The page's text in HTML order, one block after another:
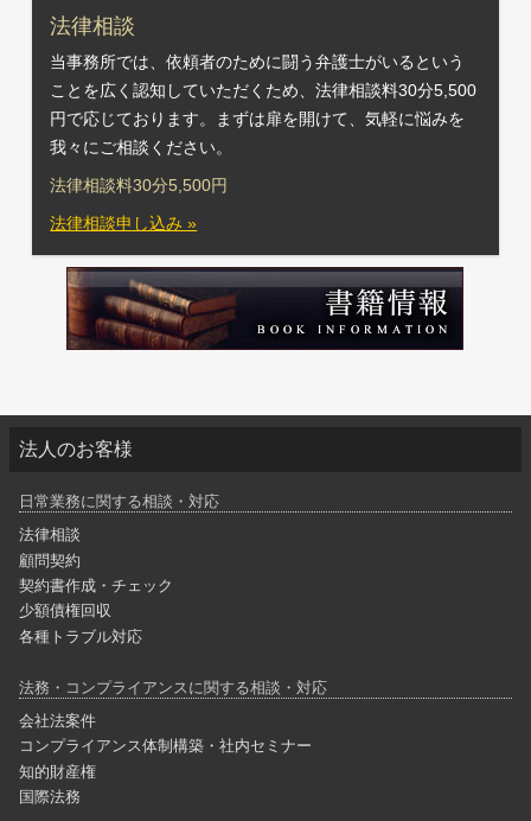
法律相談
当事務所では、依頼者のために闘う弁護士がいるという
ことを広く認知していただくため、法律相談料30分5,500
円で応じております。まずは扉を開けて、気軽に悩みを
我々にご相談ください。
法律相談料30分5,500円
法律相談申し込み »
法人のお客様
日常業務に関する相談・対応
法律相談
顧問契約
契約書作成・チェック
少額債権回収
各種トラブル対応
法務・コンプライアンスに関する相談・対応
会社法案件
コンプライアンス体制構築・社内セミナー
知的財産権
国際法務